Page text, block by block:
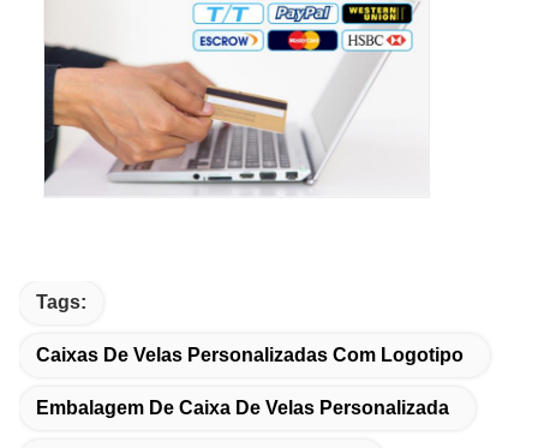
Tags:
Caixas De Velas Personalizadas Com Logotipo
Embalagem De Caixa De Velas Personalizada